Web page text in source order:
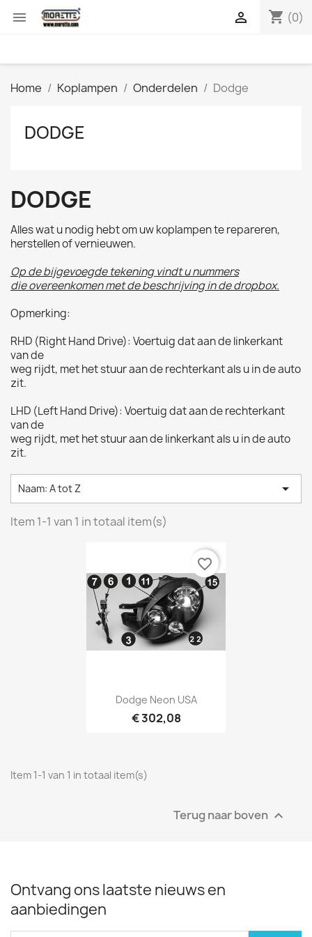
 shopping_cart (0)

Home Koplampen Onderdelen Dodge
DODGE
DODGE
Alles wat u nodig hebt om uw koplampen te repareren,
herstellen of vernieuwen.
Op de bijgevoegde tekening vindt u nummers
die overeenkomen met de beschrijving in de dropbox.
Opmerking:
RHD (Right Hand Drive): Voertuig dat aan de linkerkant
van de
weg rijdt, met het stuur aan de rechterkant als u in de auto
zit.
LHD (Left Hand Drive): Voertuig dat aan de rechterkant
van de
weg rijdt, met het stuur aan de linkerkant als u in de auto
zit.
Naam: A tot Z 
Item 1-1 van 1 in totaal item(s)
Dodge Neon USA
€ 302,08
favorite_border
Item 1-1 van 1 in totaal item(s)
Terug naar boven 
Ontvang ons laatste nieuws en
aanbiedingen